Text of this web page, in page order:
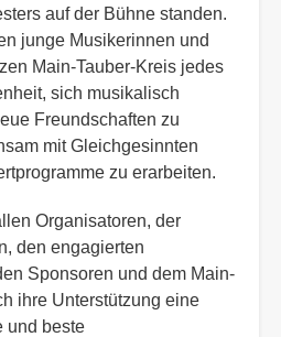
auf der Bühne standen.
junge Musikerinnen und
Main-Tauber-Kreis jedes
sich musikalisch
Freundschaften zu
mit Gleichgesinnten
zu erarbeiten.
Organisatoren, der
den engagierten
Sponsoren und dem Main-
ihre Unterstützung eine
und beste